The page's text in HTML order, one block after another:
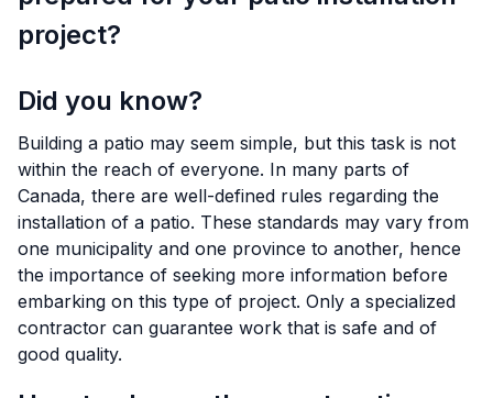
project?
Did you know?
Building a patio may seem simple, but this task is not
within the reach of everyone. In many parts of
Canada, there are well-defined rules regarding the
installation of a patio. These standards may vary from
one municipality and one province to another, hence
the importance of seeking more information before
embarking on this type of project. Only a specialized
contractor can guarantee work that is safe and of
good quality.